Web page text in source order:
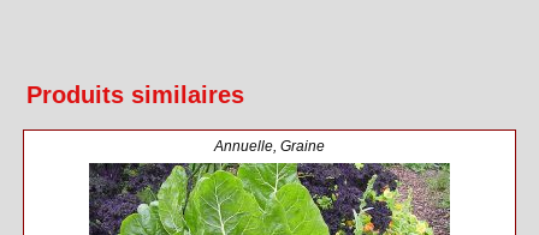
Produits similaires
Annuelle, Graine